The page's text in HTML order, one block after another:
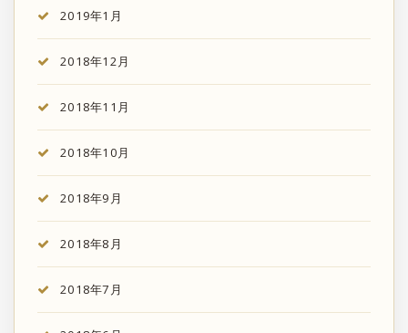
2019年1月
2018年12月
2018年11月
2018年10月
2018年9月
2018年8月
2018年7月